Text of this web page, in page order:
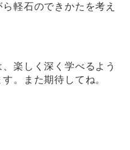
軽石のできかたを考え
楽しく深く学べるよう
。また期待してね。